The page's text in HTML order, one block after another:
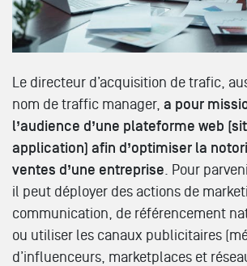
Le directeur d’acquisition de trafic,
nom de traffic manager, a pour
l’audience d’une plateforme web
application) afin d’optimiser la
ventes d’une entreprise . Pour
il peut déployer des actions de
communication, de référencement
ou utiliser les canaux publicitaires
d’influenceurs, marketplaces et